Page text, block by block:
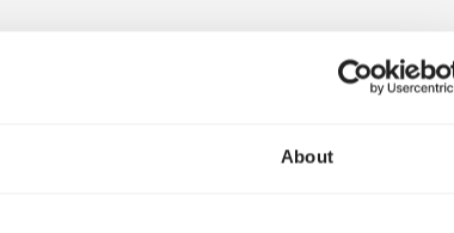
About
bent – dat versterkt het gewenste